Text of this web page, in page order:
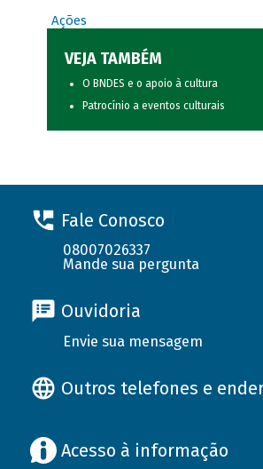
Ações
VEJA TAMBÉM
O BNDES e o apoio à cultura
Patrocínio a eventos culturais
Fale Conosco
08007026337
Mande sua pergunta
Ouvidoria
Envie sua mensagem
Outros telefones e
Acesso à informação